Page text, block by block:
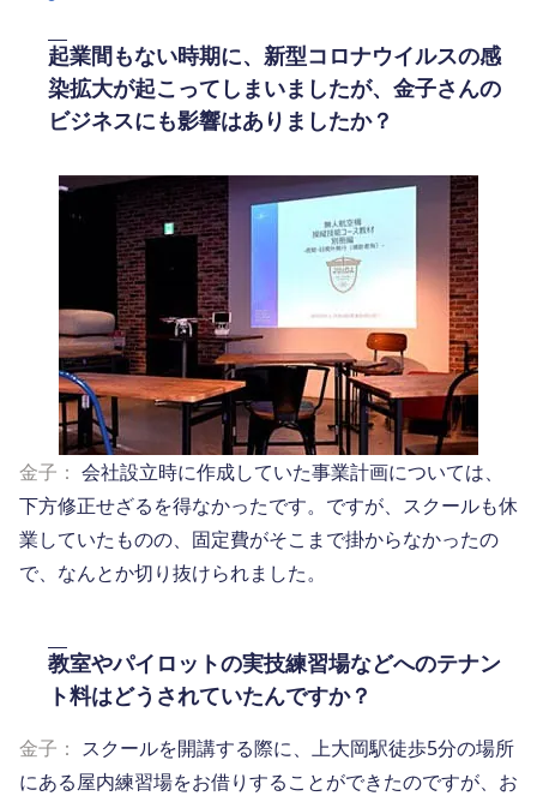
起業間もない時期に、新型コロナウイルスの感
染拡大が起こってしまいましたが、金子さんの
ビジネスにも影響はありましたか？
金子： 会社設立時に作成していた事業計画については、
下方修正せざるを得なかったです。ですが、スクールも休
業していたものの、固定費がそこまで掛からなかったの
で、なんとか切り抜けられました。
教室やパイロットの実技練習場などへのテナン
ト料はどうされていたんですか？
金子： スクールを開講する際に、上大岡駅徒歩5分の場所
にある屋内練習場をお借りすることができたのですが、お